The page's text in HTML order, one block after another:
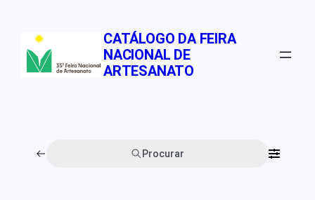
conteúdo
CATÁLOGO DA FEIRA
NACIONAL DE
ARTESANATO
Procurar